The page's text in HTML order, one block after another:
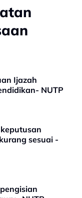
Ijazah
NUTP
sesuai -